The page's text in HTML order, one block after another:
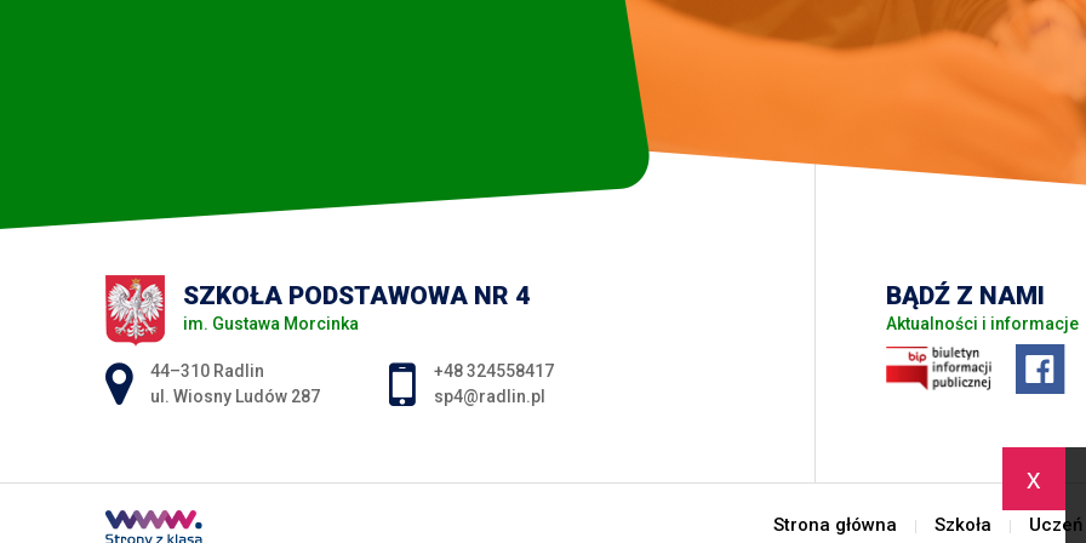
x
SZKOŁA PODSTAWOWA NR 4
im. Gustawa Morcinka
Adres pocztowy:
44–310 Radlin
ul. Wiosny Ludów 287
+48 324558417
sp4@radlin.pl
BĄDŹ Z NAMI
Aktualności i informacje
Strona główna Szkoła Uczeń